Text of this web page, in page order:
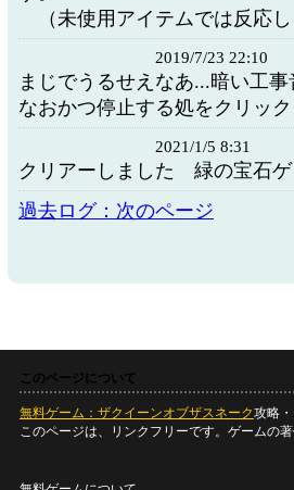
（未使用アイテムでは反応し
2019/7/23 22:10
まじでうるせえなあ...暗い工
なおかつ停止する処をクリッ
2021/1/5 8:31
クリアーしました 緑の宝石
過去ログ：次のページ
このページについて
無料ゲーム：ザクイーンオブザスネーク攻略
このページは、リンクフリーです。ゲームの